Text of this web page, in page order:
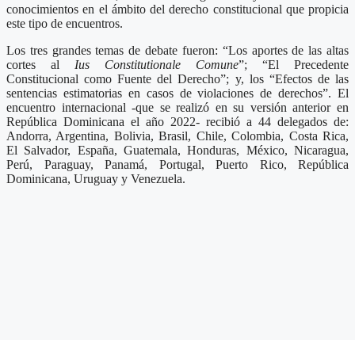
conocimientos en el ámbito del derecho constitucional que propicia
este tipo de encuentros.
Los tres grandes temas de debate fueron: “Los aportes de las altas
cortes al Ius Constitutionale Comune”; “El Precedente
Constitucional como Fuente del Derecho”; y, los “Efectos de las
sentencias estimatorias en casos de violaciones de derechos”. El
encuentro internacional -que se realizó en su versión anterior en
República Dominicana el año 2022- recibió a 44 delegados de:
Andorra, Argentina, Bolivia, Brasil, Chile, Colombia, Costa Rica,
El Salvador, España, Guatemala, Honduras, México, Nicaragua,
Perú, Paraguay, Panamá, Portugal, Puerto Rico, República
Dominicana, Uruguay y Venezuela.